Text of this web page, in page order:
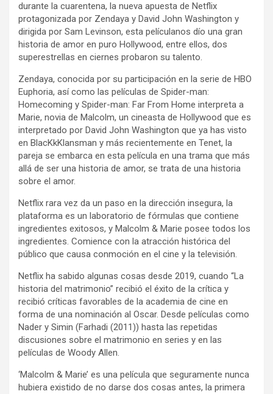
durante la cuarentena, la nueva apuesta de Netflix
protagonizada por Zendaya y David John Washington y
dirigida por Sam Levinson, esta películanos dío una gran
historia de amor en puro Hollywood, entre ellos, dos
superestrellas en ciernes probaron su talento.
Zendaya, conocida por su participación en la serie de HBO
Euphoria, así como las películas de Spider-man:
Homecoming y Spider-man: Far From Home interpreta a
Marie, novia de Malcolm, un cineasta de Hollywood que es
interpretado por David John Washington que ya has visto
en BlacKkKlansman y más recientemente en Tenet, la
pareja se embarca en esta película en una trama que más
allá de ser una historia de amor, se trata de una historia
sobre el amor.
Netflix rara vez da un paso en la dirección insegura, la
plataforma es un laboratorio de fórmulas que contiene
ingredientes exitosos, y Malcolm & Marie posee todos los
ingredientes. Comience con la atracción histórica del
público que causa conmoción en el cine y la televisión.
Netflix ha sabido algunas cosas desde 2019, cuando “La
historia del matrimonio” recibió el éxito de la crítica y
recibió críticas favorables de la academia de cine en
forma de una nominación al Oscar. Desde películas como
Nader y Simin (Farhadi (2011)) hasta las repetidas
discusiones sobre el matrimonio en series y en las
películas de Woody Allen.
‘Malcolm & Marie’ es una película que seguramente nunca
hubiera existido de no darse dos cosas antes, la primera